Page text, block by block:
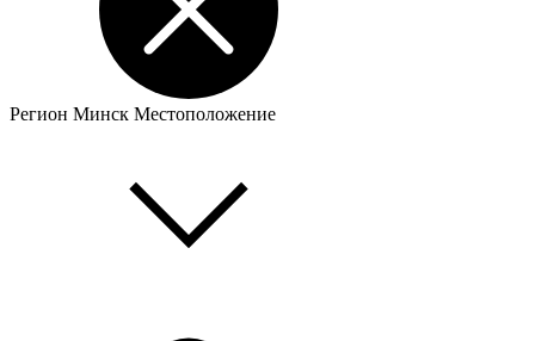
Регион Минск Местоположение